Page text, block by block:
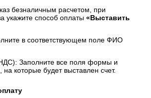
безналичным расчетом, при
укажите способ оплаты «Выставить
в соответствующем поле ФИО
Заполните все поля формы и
на которые будет выставлен счет.